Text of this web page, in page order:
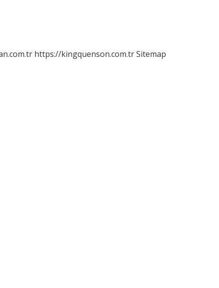
https://kingquenson.com.trSitemap